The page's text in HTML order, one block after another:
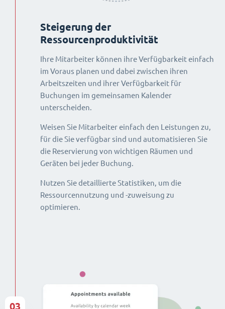
Steigerung der
Ressourcenproduktivität
Ihre Mitarbeiter können ihre Verfügbarkeit einfach
im Voraus planen und dabei zwischen ihren
Arbeitszeiten und ihrer Verfügbarkeit für
Buchungen im gemeinsamen Kalender
unterscheiden.
Weisen Sie Mitarbeiter einfach den Leistungen zu,
für die Sie verfügbar sind und automatisieren Sie
die Reservierung von wichtigen Räumen und
Geräten bei jeder Buchung.
Nutzen Sie detaillierte Statistiken, um die
Ressourcennutzung und -zuweisung zu
optimieren.
03